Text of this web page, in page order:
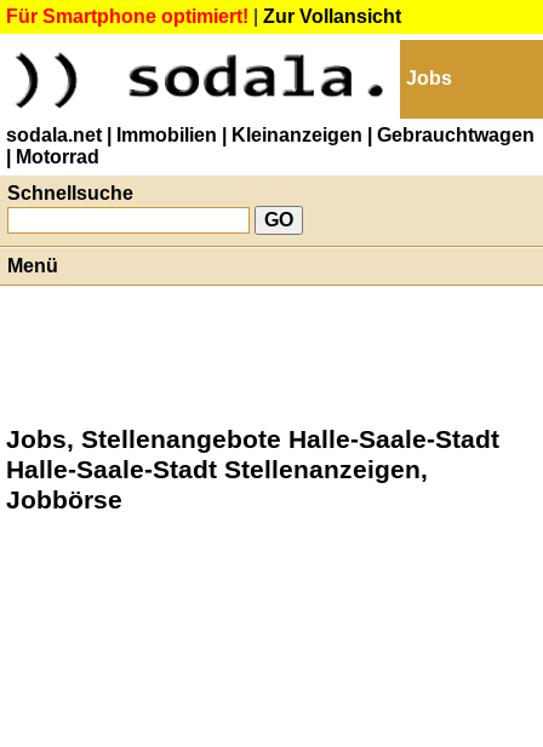
Für Smartphone optimiert! Zur Vollansicht
Jobs
sodala.net | Immobilien | Kleinanzeigen
| Gebrauchtwagen
| Motorrad
Schnellsuche
Menü
Jobs, Stellenangebote Halle-Saale-Stadt
Halle-Saale-Stadt Stellenanzeigen,
Jobbörse